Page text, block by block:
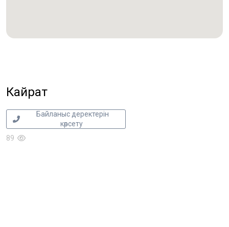
Кайрат
Байланыс деректерін
көрсету
89